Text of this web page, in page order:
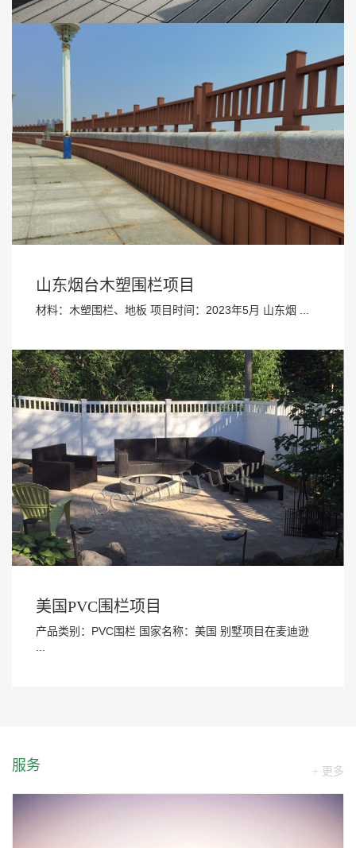
山东烟台木塑围栏项目
材料：木塑围栏、地板 项目时间：2023年5月 山东烟 ...
美国PVC围栏项目
产品类别：PVC围栏 国家名称：美国 别墅项目在麦迪逊
...
服务 + 更多